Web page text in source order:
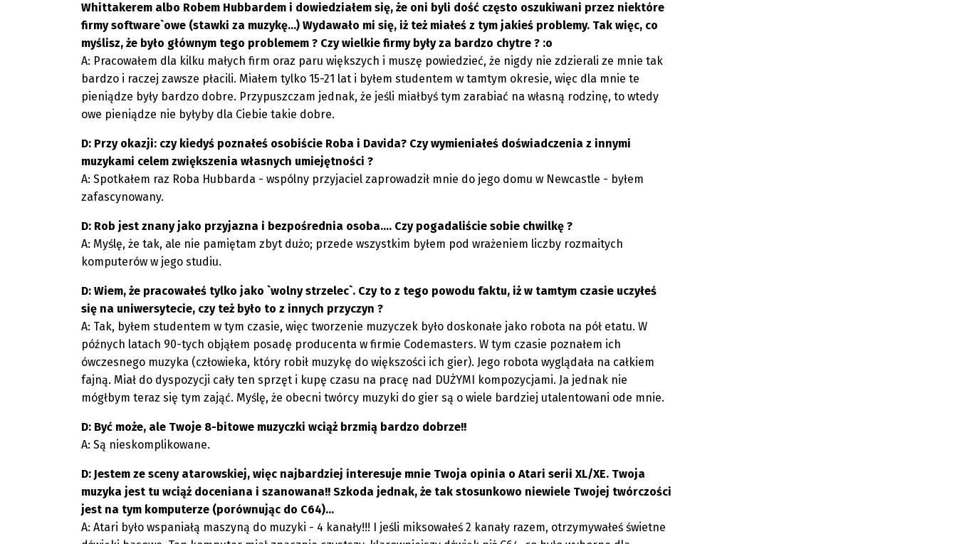
Whittakerem albo Robem Hubbardem i dowiedziałem się, że oni byli dość często oszukiwani przez niektóre
firmy software`owe (stawki za muzykę...) Wydawało mi się, iż też miałeś z tym jakieś problemy. Tak więc, co
myślisz, że było głównym tego problemem ? Czy wielkie firmy były za bardzo chytre ? :o
A: Pracowałem dla kilku małych firm oraz paru większych i muszę powiedzieć, że nigdy nie zdzierali ze mnie tak
bardzo i raczej zawsze płacili. Miałem tylko 15-21 lat i byłem studentem w tamtym okresie, więc dla mnie te
pieniądze były bardzo dobre. Przypuszczam jednak, że jeśli miałbyś tym zarabiać na własną rodzinę, to wtedy
owe pieniądze nie byłyby dla Ciebie takie dobre.
D: Przy okazji: czy kiedyś poznałeś osobiście Roba i Davida? Czy wymieniałeś doświadczenia z innymi
muzykami celem zwiększenia własnych umiejętności ?
A: Spotkałem raz Roba Hubbarda - wspólny przyjaciel zaprowadził mnie do jego domu w Newcastle - byłem
zafascynowany.
D: Rob jest znany jako przyjazna i bezpośrednia osoba.... Czy pogadaliście sobie chwilkę ?
A: Myślę, że tak, ale nie pamiętam zbyt dużo; przede wszystkim byłem pod wrażeniem liczby rozmaitych
komputerów w jego studiu.
D: Wiem, że pracowałeś tylko jako `wolny strzelec`. Czy to z tego powodu faktu, iż w tamtym czasie uczyłeś
się na uniwersytecie, czy też było to z innych przyczyn ?
A: Tak, byłem studentem w tym czasie, więc tworzenie muzyczek było doskonałe jako robota na pół etatu. W
późnych latach 90-tych objąłem posadę producenta w firmie Codemasters. W tym czasie poznałem ich
ówczesnego muzyka (człowieka, który robił muzykę do większości ich gier). Jego robota wyglądała na całkiem
fajną. Miał do dyspozycji cały ten sprzęt i kupę czasu na pracę nad DUŻYMI kompozycjami. Ja jednak nie
mógłbym teraz się tym zająć. Myślę, że obecni twórcy muzyki do gier są o wiele bardziej utalentowani ode mnie.
D: Być może, ale Twoje 8-bitowe muzyczki wciąż brzmią bardzo dobrze!!
A: Są nieskomplikowane.
D: Jestem ze sceny atarowskiej, więc najbardziej interesuje mnie Twoja opinia o Atari serii XL/XE. Twoja
muzyka jest tu wciąż doceniana i szanowana!! Szkoda jednak, że tak stosunkowo niewiele Twojej twórczości
jest na tym komputerze (porównując do C64)...
A: Atari było wspaniałą maszyną do muzyki - 4 kanały!!! I jeśli miksowałeś 2 kanały razem, otrzymywałeś świetne